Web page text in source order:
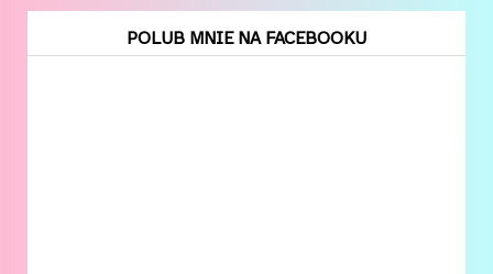
POLUB MNIE NA FACEBOOKU